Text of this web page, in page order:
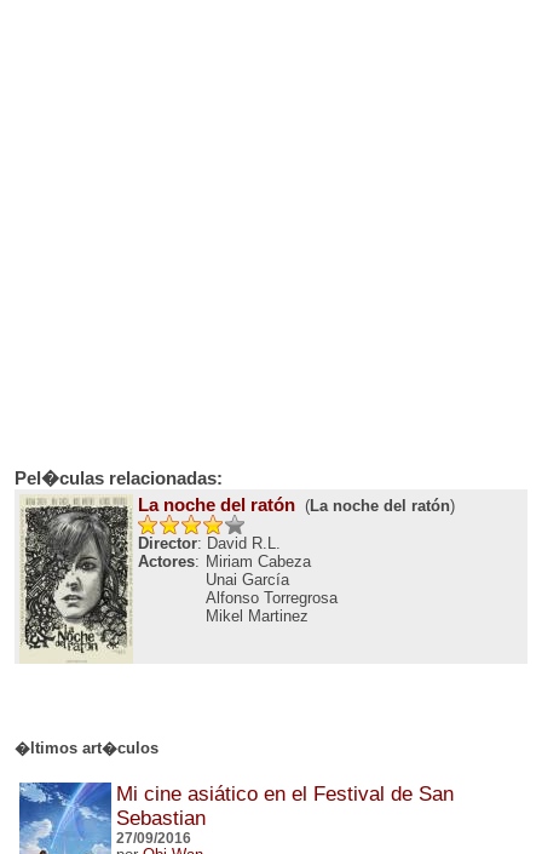
Pel�culas relacionadas:
La noche del ratón (La noche del ratón)
Director: David R.L.
Actores: Miriam Cabeza
Unai García
Alfonso Torregrosa
Mikel Martinez
�ltimos art�culos
Mi cine asiático en el Festival de San
Sebastian
27/09/2016